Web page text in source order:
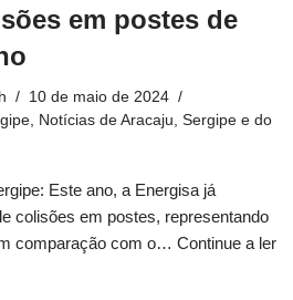
em postes de
10 de maio de 2024
, Notícias de Aracaju, Sergipe e do
Este ano, a Energisa já
colisões em postes, representando
comparação com o… Continue a ler